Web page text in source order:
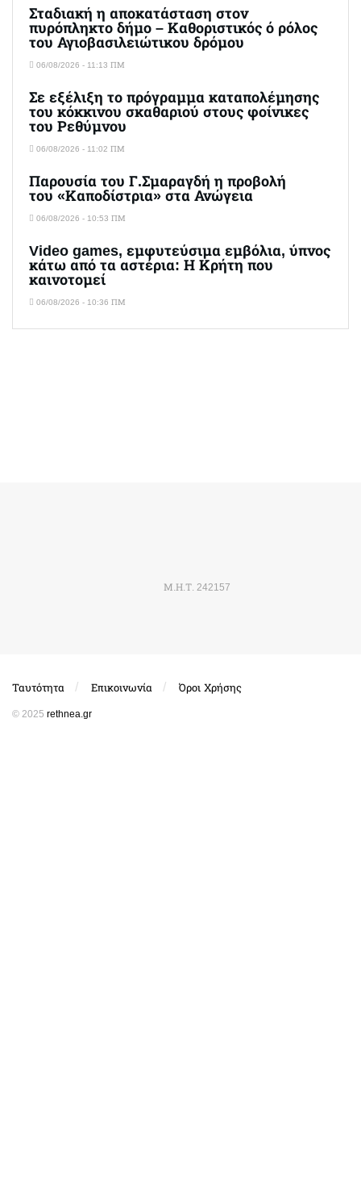
Σταδιακή η αποκατάσταση στον
πυρόπληκτο δήμο – Καθοριστικός ό ρόλος
του Αγιοβασιλειώτικου δρόμου
06/08/2026 - 11:13 ΠΜ
Σε εξέλιξη το πρόγραμμα καταπολέμησης
του κόκκινου σκαθαριού στους φοίνικες
του Ρεθύμνου
06/08/2026 - 11:02 ΠΜ
Παρουσία του Γ.Σμαραγδή η προβολή
του «Καποδίστρια» στα Ανώγεια
06/08/2026 - 10:53 ΠΜ
Video games, εμφυτεύσιμα εμβόλια, ύπνος
κάτω από τα αστέρια: Η Κρήτη που
καινοτομεί
06/08/2026 - 10:36 ΠΜ
Μ.Η.Τ. 242157
Ταυτότητα Επικοινωνία Όροι Χρήσης
© 2025 rethnea.gr